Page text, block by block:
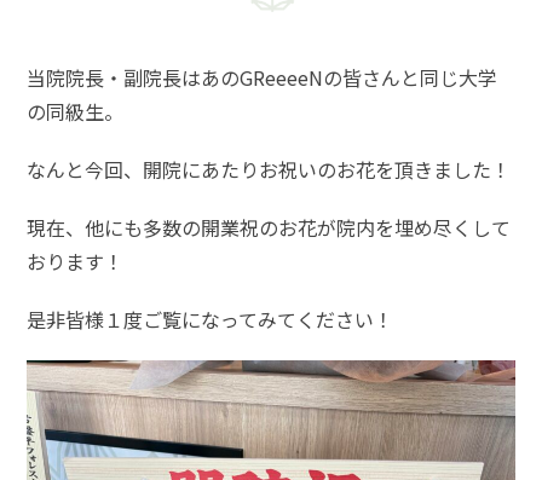
当院院長・副院長はあのGReeeeNの皆さんと同じ大学
の同級生。
なんと今回、開院にあたりお祝いのお花を頂きました！
現在、他にも多数の開業祝のお花が院内を埋め尽くして
おります！
是非皆様１度ご覧になってみてください！